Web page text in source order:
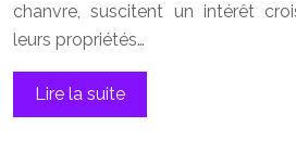
chanvre, suscitent un intérêt
leurs propriétés…
Lire la suite